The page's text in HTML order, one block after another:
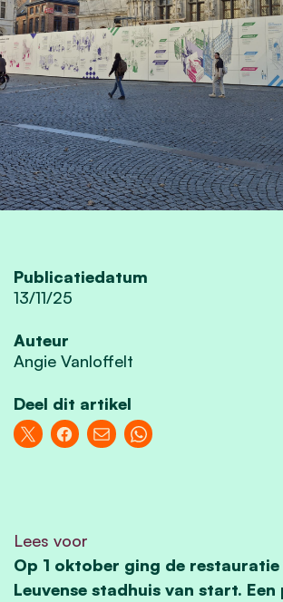
Publicatiedatum
13/11/25
Auteur
Angie Vanloffelt
Deel dit artikel
Lees voor
Op 1 oktober ging de restauratie
Leuvense stadhuis van start.